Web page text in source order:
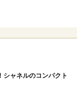
シャネルのコンパクト